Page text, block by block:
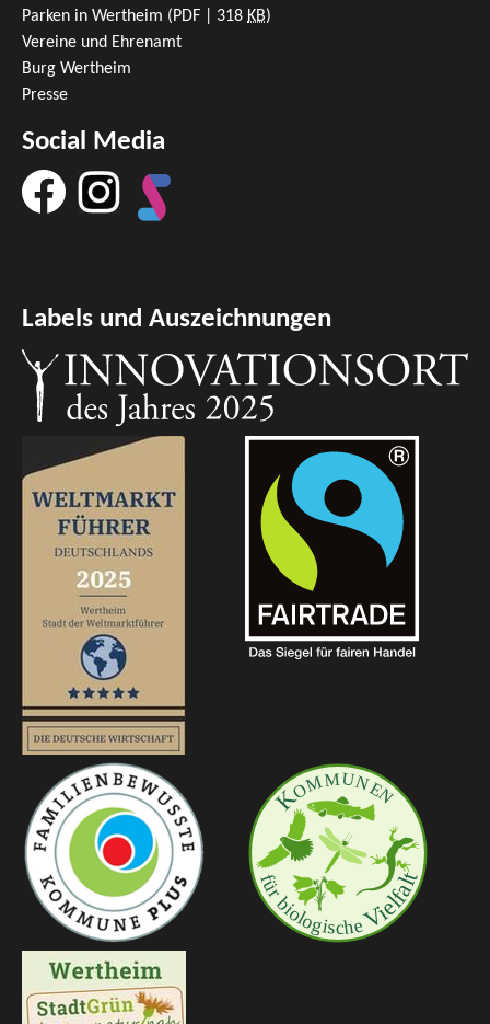
Parken in Wertheim (PDF | 318 KB)
Vereine und Ehrenamt
Burg Wertheim
Presse
Social Media
Labels und Auszeichnungen